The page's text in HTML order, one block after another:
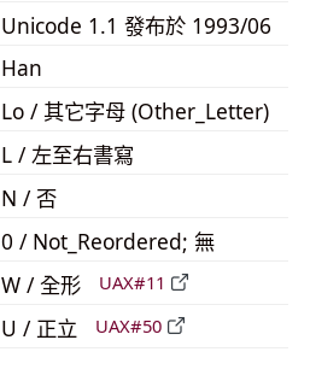
Unicode 1.1 發布於 1993/06
Han
Lo / 其它字母 (Other_Letter)
L / 左至右書寫
N / 否
0 / Not_Reordered; 無
W / 全形 UAX#11
U / 正立 UAX#50